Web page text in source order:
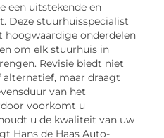
een uitstekende en
Deze stuurhuisspecialist
hoogwaardige onderdelen
om elk stuurhuis in
Revisie biedt niet
alternatief, maar draagt
van het
voorkomt u
u de kwaliteit van uw
Hans de Haas Auto-